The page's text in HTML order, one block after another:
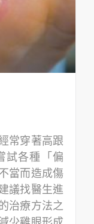
常穿著高跟
試各種「偏
當而造成傷
議找醫生進
治療方法之